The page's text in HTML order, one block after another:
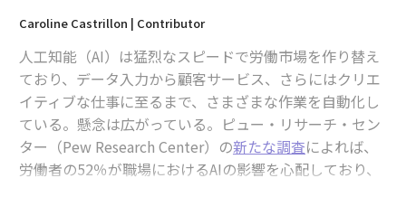
Caroline Castrillon | Contributor
人工知能（AI）は猛烈なスピードで労働市場を作り替え
ており、データ入力から顧客サービス、さらにはクリエ
イティブな仕事に至るまで、さまざまな作業を自動化し
ている。懸念は広がっている。ピュー・リサーチ・セン
ター（Pew Research Center）の新たな調査によれば、
労働者の52％が職場におけるAIの影響を心配しており、